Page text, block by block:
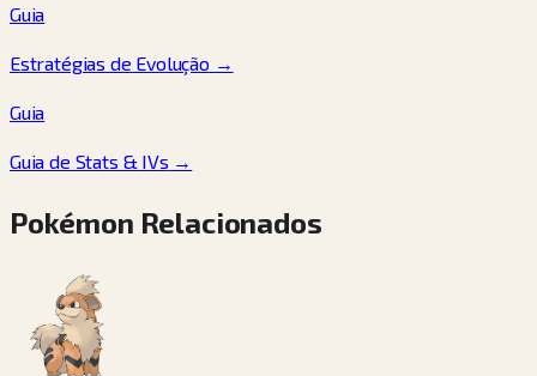
Guia
Estratégias de Evolução →
Guia
Guia de Stats & IVs →
Pokémon Relacionados